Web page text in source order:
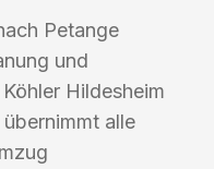
Petange
und
Hildesheim
alle